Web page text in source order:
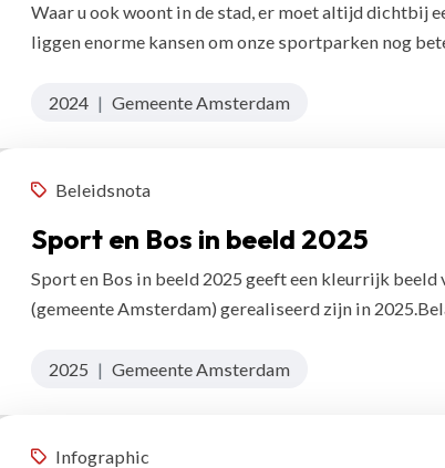
Waar u ook woont in de stad, er moet altijd dichtbij
liggen enorme kansen om onze sportparken nog
2024 | Gemeente Amsterdam
Beleidsnota
Sport en Bos in beeld 2025
Sport en Bos in beeld 2025 geeft een kleurrijk
(gemeente Amsterdam) gerealiseerd zijn in
2025 | Gemeente Amsterdam
Infographic